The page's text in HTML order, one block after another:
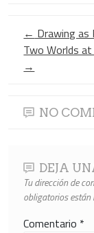
← Drawing as
Two Worlds at
→
NO
DEJA
Tu dirección de
obligatorios
Comentario *